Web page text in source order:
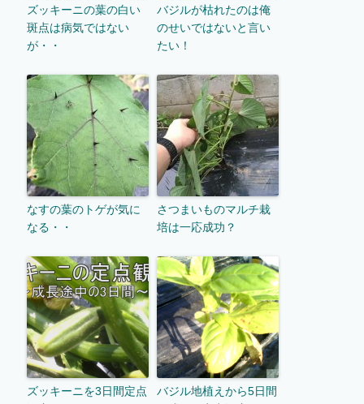
ズッキーニの葉の白い
斑点は病気ではない
が・・
バジルが枯れたのは俺
のせいではないと言い
たい！
なすの葉のトゲが気に
なる・・
さつまいものマルチ栽
培は一応成功？
ズッキーニを3日間定点
バジル地植えから5日間